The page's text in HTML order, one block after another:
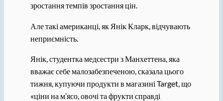
зростання темпів зростання цін.
Але такі американці, як Янік Кларк, відчувають
неприємність.
Янік, студентка медсестри з Манхеттена, яка
вважає себе малозабезпеченою, сказала цього
тижня, купуючи продукти в магазині Target, що
«ціни на м’ясо, овочі та фрукти справді